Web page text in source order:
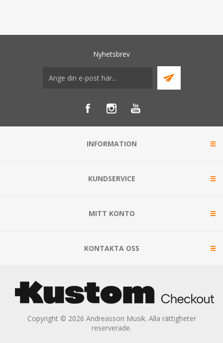
Nyhetsbrev
INFORMATION
KUNDSERVICE
MITT KONTO
KONTAKTA OSS
Copyright © 2026 Andreasson Musik. Alla rättigheter
reserverade.